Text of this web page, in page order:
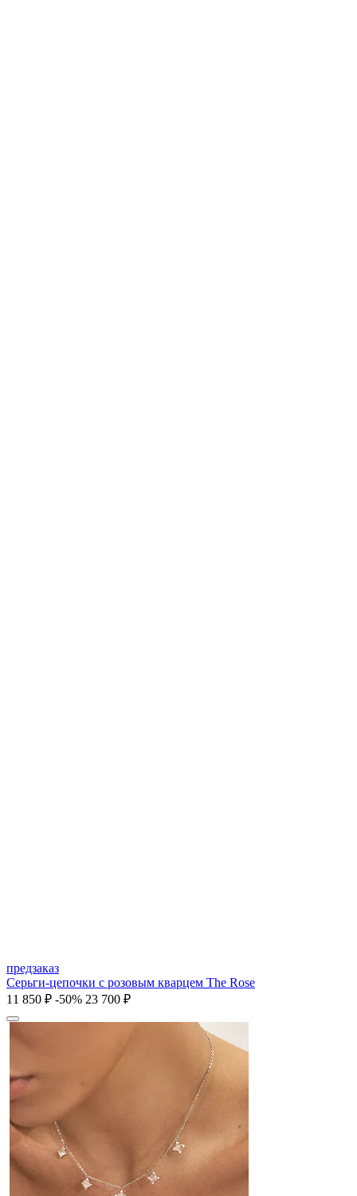
предзаказ
Серьги-цепочки с розовым кварцем The Rose
11 850 ₽ -50% 23 700 ₽